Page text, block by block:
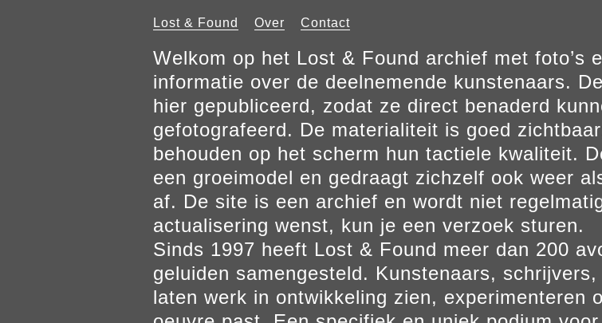
Lost & Found Over Contact
Welkom op het Lost & Found archief met foto’s
informatie over de deelnemende kunstenaars.
hier gepubliceerd, zodat ze direct benaderd
gefotografeerd. De materialiteit is goed
behouden op het scherm hun tactiele kwaliteit.
een groeimodel en gedraagt zichzelf ook weer
af. De site is een archief en wordt niet
actualisering wenst, kun je een verzoek sturen.
Sinds 1997 heeft Lost & Found meer dan 200
geluiden samengesteld. Kunstenaars,
laten werk in ontwikkeling zien, experimenteren